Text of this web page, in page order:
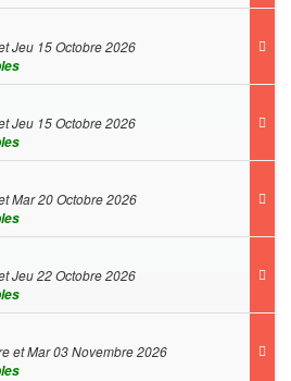
Jeu 15 Octobre 2026
Jeu 15 Octobre 2026
Mar 20 Octobre 2026
Jeu 22 Octobre 2026
et Mar 03 Novembre 2026